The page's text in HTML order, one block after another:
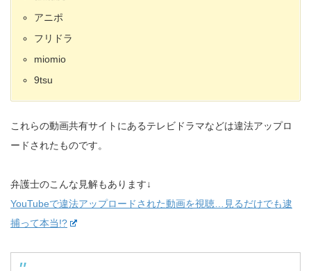
アニポ
フリドラ
miomio
9tsu
これらの動画共有サイトにあるテレビドラマなどは違法アップロ
ードされたものです。
弁護士のこんな見解もあります↓
YouTubeで違法アップロードされた動画を視聴…見るだけでも逮
捕って本当!?